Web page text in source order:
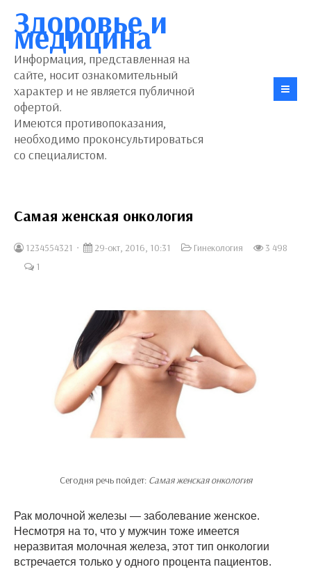
Здоровье и
медицина
Информация, представленная на
сайте, носит ознакомительный
характер и не является публичной
офертой.
Имеются противопоказания,
необходимо проконсультироваться
со специалистом.
Самая женская онкология
1234554321 29-окт, 2016, 10:31 Гинекология
3 498
1
Сегодня речь пойдет: Самая женская онкология
Рак молочной железы — заболевание женское.
Несмотря на то, что у мужчин тоже имеется
неразвитая молочная железа, этот тип онкологии
встречается только у одного процента пациентов.